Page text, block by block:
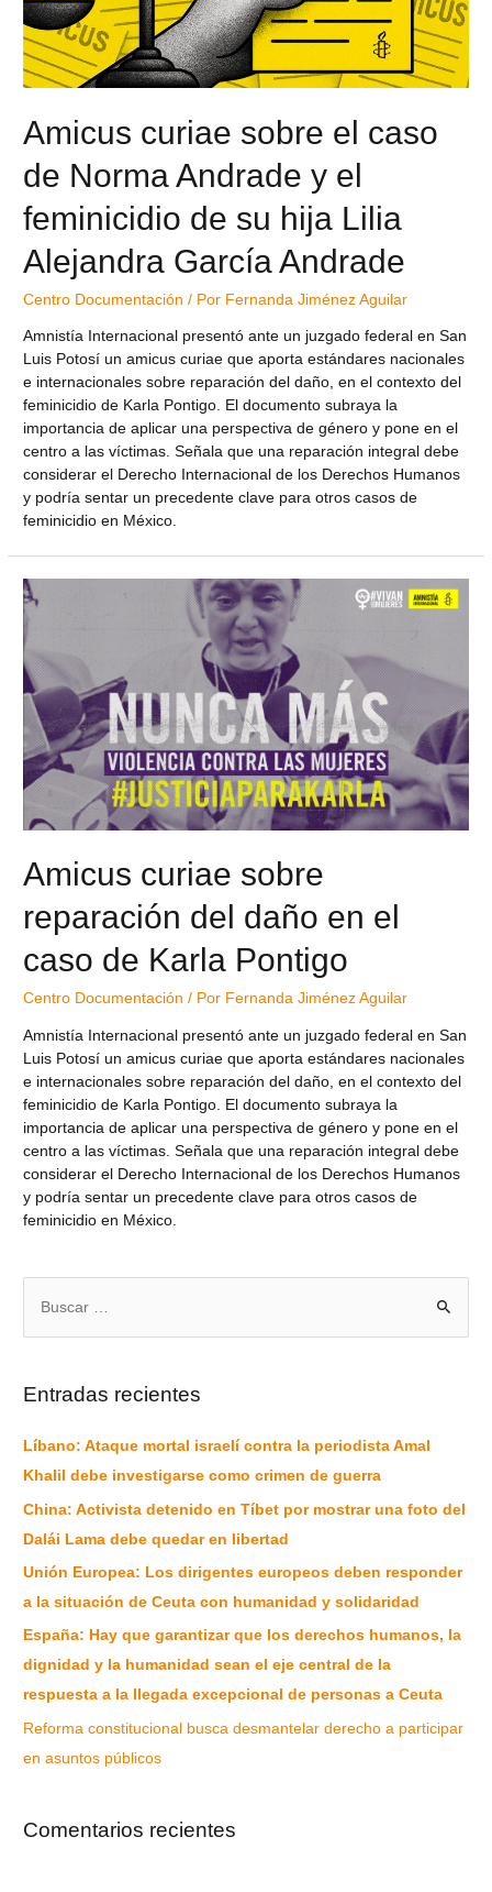
Amicus curiae sobre el caso
de Norma Andrade y el
feminicidio de su hija Lilia
Alejandra García Andrade
Centro Documentación / Por Fernanda Jiménez Aguilar
Amnistía Internacional presentó ante un juzgado federal en San
Luis Potosí un amicus curiae que aporta estándares nacionales
e internacionales sobre reparación del daño, en el contexto del
feminicidio de Karla Pontigo. El documento subraya la
importancia de aplicar una perspectiva de género y pone en el
centro a las víctimas. Señala que una reparación integral debe
considerar el Derecho Internacional de los Derechos Humanos
y podría sentar un precedente clave para otros casos de
feminicidio en México.
Amicus curiae sobre
reparación del daño en el
caso de Karla Pontigo
Centro Documentación / Por Fernanda Jiménez Aguilar
Amnistía Internacional presentó ante un juzgado federal en San
Luis Potosí un amicus curiae que aporta estándares nacionales
e internacionales sobre reparación del daño, en el contexto del
feminicidio de Karla Pontigo. El documento subraya la
importancia de aplicar una perspectiva de género y pone en el
centro a las víctimas. Señala que una reparación integral debe
considerar el Derecho Internacional de los Derechos Humanos
y podría sentar un precedente clave para otros casos de
feminicidio en México.
Entradas recientes
Líbano: Ataque mortal israelí contra la periodista Amal
Khalil debe investigarse como crimen de guerra
China: Activista detenido en Tíbet por mostrar una foto del
Dalái Lama debe quedar en libertad
Unión Europea: Los dirigentes europeos deben responder
a la situación de Ceuta con humanidad y solidaridad
España: Hay que garantizar que los derechos humanos, la
dignidad y la humanidad sean el eje central de la
respuesta a la llegada excepcional de personas a Ceuta
Reforma constitucional busca desmantelar derecho a participar
en asuntos públicos
Comentarios recientes